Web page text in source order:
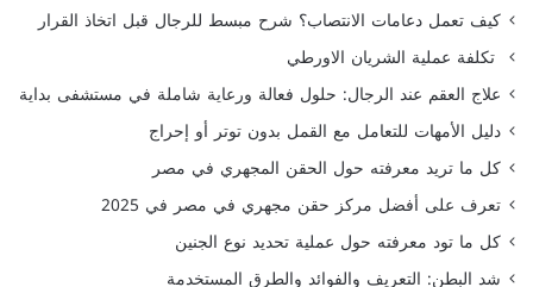
كيف تعمل دعامات الانتصاب؟ شرح مبسط للرجال قبل اتخاذ القرار
تكلفة عملية الشريان الاورطي
علاج العقم عند الرجال: حلول فعالة ورعاية شاملة في مستشفى بداية
دليل الأمهات للتعامل مع القمل بدون توتر أو إحراج
كل ما تريد معرفته حول الحقن المجهري في مصر
تعرف على أفضل مركز حقن مجهري في مصر في 2025
كل ما تود معرفته حول عملية تحديد نوع الجنين
شد البطن: التعريف والفوائد والطرق المستخدمة